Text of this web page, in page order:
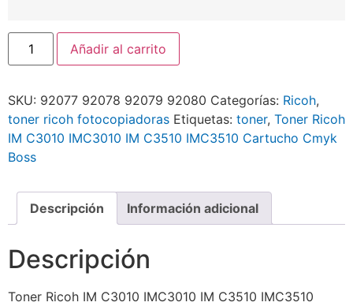
Añadir al carrito
SKU: 92077 92078 92079 92080 Categorías: Ricoh,
toner ricoh fotocopiadoras Etiquetas: toner, Toner Ricoh
IM C3010 IMC3010 IM C3510 IMC3510 Cartucho Cmyk
Boss
Descripción Información adicional
Descripción
Toner Ricoh IM C3010 IMC3010 IM C3510 IMC3510